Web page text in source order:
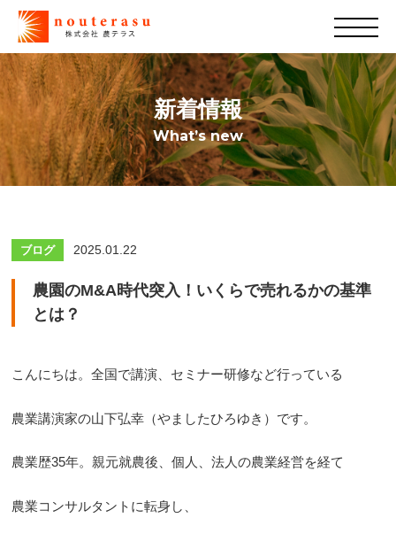
新着情報
What’s new
ブログ 2025.01.22
農園のM&A時代突入！いくらで売れるかの基準
とは？
こんにちは。全国で講演、セミナー研修など行っている
農業講演家の山下弘幸（やましたひろゆき）です。
農業歴35年。親元就農後、個人、法人の農業経営を経て
農業コンサルタントに転身し、